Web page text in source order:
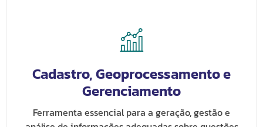
Cadastro, Geoprocessamento e
Gerenciamento
Ferramenta essencial para a geração, gestão e